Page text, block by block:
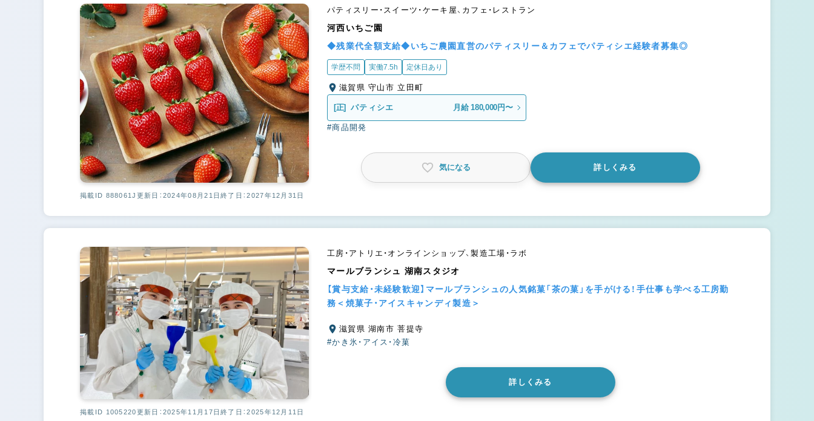
パティスリー・スイーツ・ケーキ屋、カフェ・レストラン
河西いちご園
◆残業代全額支給◆いちご農園直営のパティスリー＆カフェでパティシエ経験者募集◎
学歴不問 実働7.5h 定休日あり
滋賀県 守山市 立田町
[正] パティシエ 月給 180,000円〜
#商品開発
気になる 詳しくみる
掲載ID 888061J 更新日：2024年08月21日終了日：2027年12月31日
工房・アトリエ・オンラインショップ、製造工場・ラボ
マールブランシュ 湖南スタジオ
【賞与支給・未経験歓迎】マールブランシュの人気銘菓「茶の菓」を手がける！手仕事も学べる工房勤
務＜焼菓子・アイスキャンディ製造＞
滋賀県 湖南市 菩提寺
#かき氷・アイス・冷菓
詳しくみる
掲載ID 1005220 更新日：2025年11月17日終了日：2025年12月11日